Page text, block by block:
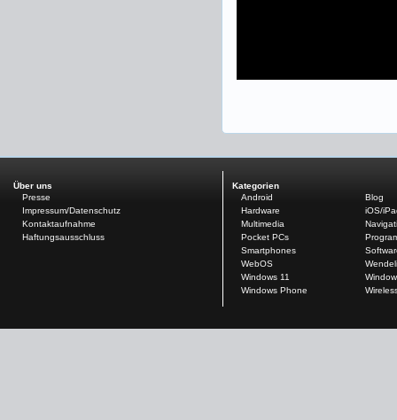
Über uns
Presse
Impressum/Datenschutz
Kontaktaufnahme
Haftungsausschluss
Kategorien
Android
Blog
Hardware
iOS/
Multimedia
Pocket PCs
Smartphones
WebOS
Windows 11
Windows Phone